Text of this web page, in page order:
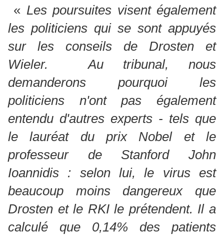
« Les poursuites visent également
les politiciens qui se sont appuyés
sur les conseils de Drosten et
Wieler. Au tribunal, nous
demanderons pourquoi les
politiciens n'ont pas également
entendu d'autres experts - tels que
le lauréat du prix Nobel et le
professeur de Stanford John
Ioannidis : selon lui, le virus est
beaucoup moins dangereux que
Drosten et le RKI le prétendent. Il a
calculé que 0,14% des patients